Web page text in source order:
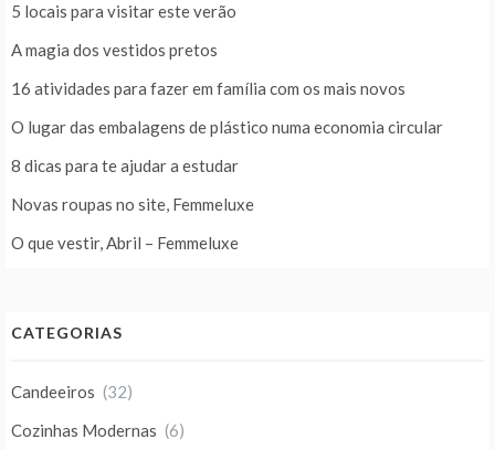
5 locais para visitar este verão
A magia dos vestidos pretos
16 atividades para fazer em família com os mais novos
O lugar das embalagens de plástico numa economia circular
8 dicas para te ajudar a estudar
Novas roupas no site, Femmeluxe
O que vestir, Abril – Femmeluxe
CATEGORIAS
Candeeiros (32)
Cozinhas Modernas (6)